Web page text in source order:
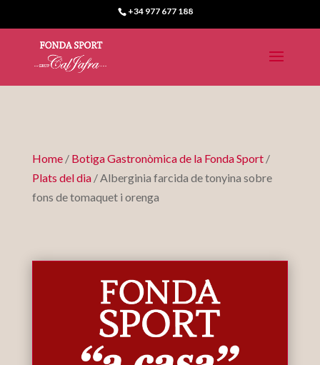
+34 977 677 188
Home/ Botiga Gastronòmica de la Fonda Sport/
Plats del dia/ Alberginia farcida de tonyina sobre
fons de tomaquet i orenga